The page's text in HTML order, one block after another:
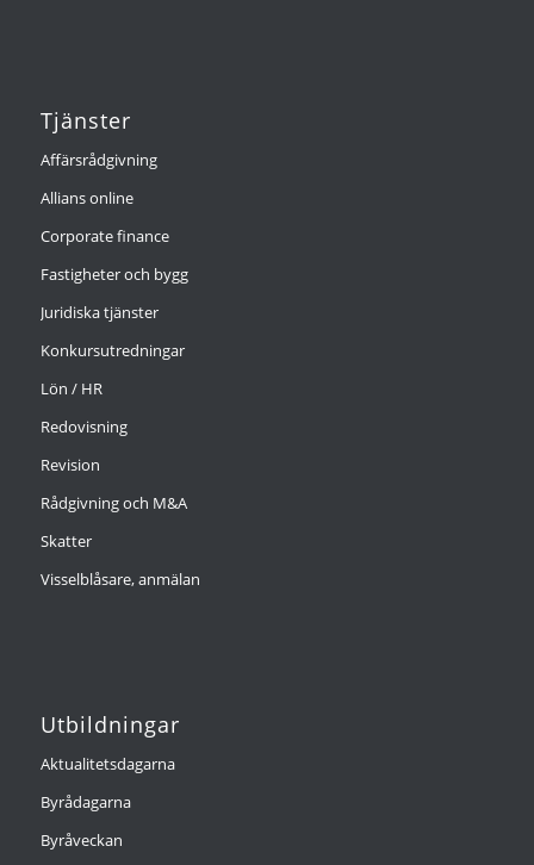
Tjänster
Affärsrådgivning
Allians online
Corporate finance
Fastigheter och bygg
Juridiska tjänster
Konkursutredningar
Lön / HR
Redovisning
Revision
Rådgivning och M&A
Skatter
Visselblåsare, anmälan
Utbildningar
Aktualitetsdagarna
Byrådagarna
Byråveckan